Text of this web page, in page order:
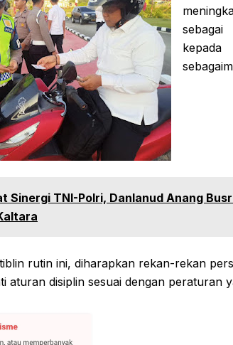
Sinergi TNI-Polri, Danlanud Anang
rutin ini, diharapkan rekan-rekan
aturan disiplin sesuai dengan peraturan